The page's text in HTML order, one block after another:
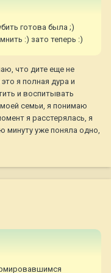
готова была ;)
:) зато теперь :)
что дите еще не
я полная дура и
и воспитывать
семьи, я понимаю
я расстерялась, я
минуту уже поняла одно,